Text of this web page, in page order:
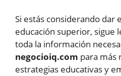
Si estás considerando dar
educación superior, sigue
toda la información
negocioiq.com para más
estrategias educativas y